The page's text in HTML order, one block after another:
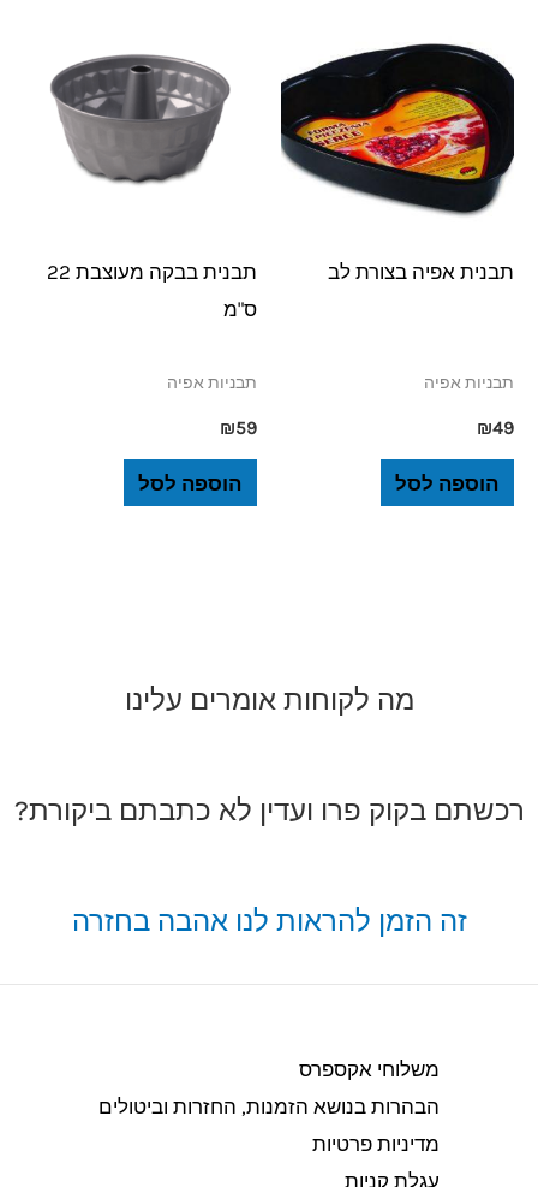
תבנית אפיה בצורת לב
תבניות אפיה
₪49
הוספה לסל
תבנית בבקה מעוצבת 22
ס"מ
תבניות אפיה
₪59
הוספה לסל
מה לקוחות אומרים עלינו
רכשתם בקוק פרו ועדין לא כתבתם ביקורת?
זה הזמן להראות לנו אהבה בחזרה
משלוחי אקספרס
הבהרות בנושא הזמנות, החזרות וביטולים​
מדיניות פרטיות
עגלת קניות